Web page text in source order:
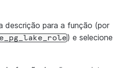
descrição para a função (por
) e selecione